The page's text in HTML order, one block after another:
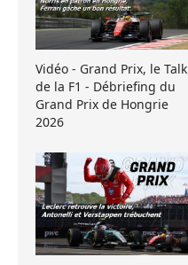
Vidéo - Grand Prix, le Talk
de la F1 - Débriefing du
Grand Prix de Hongrie
2026